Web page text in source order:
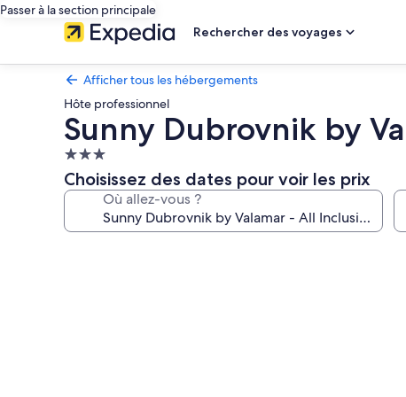
Passer à la section principale
Rechercher des voyages
Afficher tous les hébergements
Hôte professionnel
Sunny Dubrovnik by
Hébergement
3.0 étoiles
Choisissez des dates pour voir les prix
Où allez-vous ?